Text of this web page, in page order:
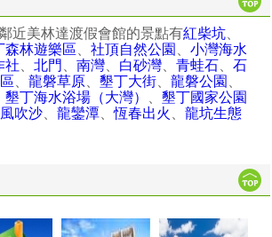
近美林達渡假會館的景點有紅柴坑
森林遊樂區 社頂自然公園
小灣海水
社 北門 南灣 白砂灣 青蛙石
石
龍磐草原 墾丁大街 龍磐公園
墾丁海水浴場（大灣）
墾丁國家公園
風吹沙 龍鑾潭 、恆春出火
龍坑生態